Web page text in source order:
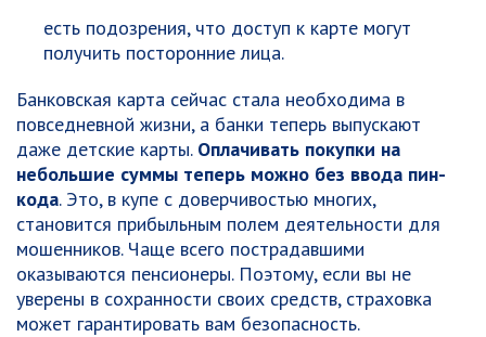
есть подозрения, что доступ к карте могут
получить посторонние лица.
Банковская карта сейчас стала необходима в
повседневной жизни, а банки теперь выпускают
даже детские карты. Оплачивать покупки на
небольшие суммы теперь можно без ввода пин-
кода. Это, в купе с доверчивостью многих,
становится прибыльным полем деятельности для
мошенников. Чаще всего пострадавшими
оказываются пенсионеры. Поэтому, если вы не
уверены в сохранности своих средств, страховка
может гарантировать вам безопасность.